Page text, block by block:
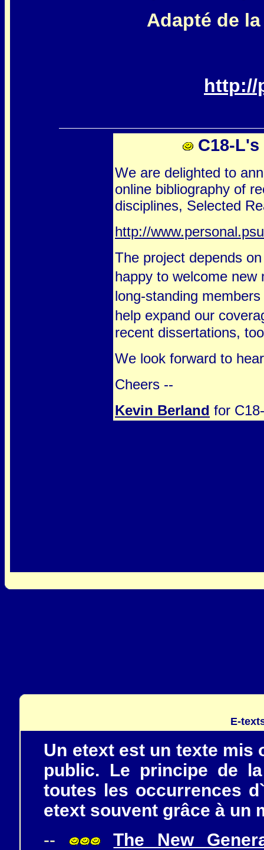
Adapté de
http://
C18-
We are delighted to
online bibliography of
disciplines, Selected
http://
The project depends
happy to welcome new
long-standing members
help expand our
recent dissertations,
We look forward to
Cheers --
Kevin Berland for
E-
Un etext est un texte mis
public. Le principe de
toutes les occurrences
etext souvent grâce à un
--
The New